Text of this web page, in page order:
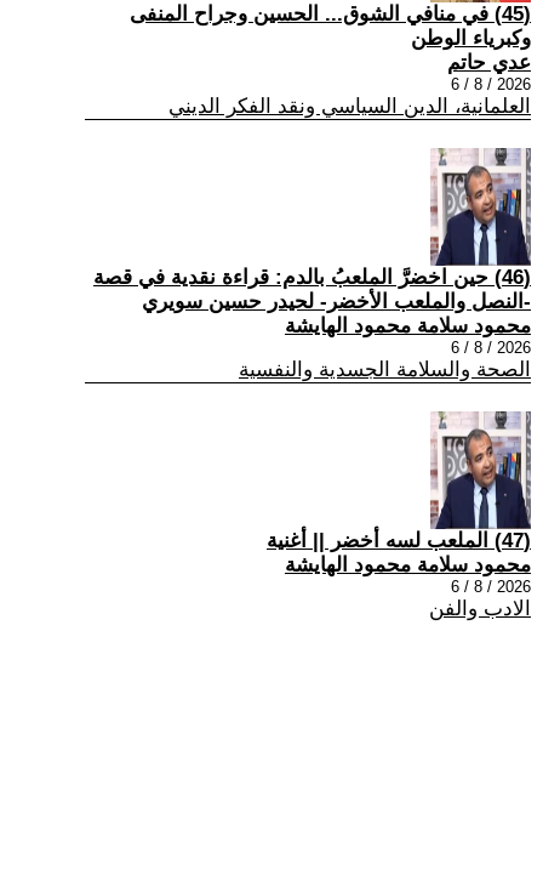
(45) في منافي الشوق... الحسين وجراح المنفى
وكبرياء الوطن
عدي حاتم
2026 / 8 / 6
العلمانية، الدين السياسي ونقد الفكر الديني
(46) حين اخضرَّ الملعبُ بالدم: قراءة نقدية في قصة
-النصل والملعب الأخضر- لحيدر حسين سويري
محمود سلامة محمود الهايشة
2026 / 8 / 6
الصحة والسلامة الجسدية والنفسية
(47) الملعب لسه أخضر || أغنية
محمود سلامة محمود الهايشة
2026 / 8 / 6
الادب والفن